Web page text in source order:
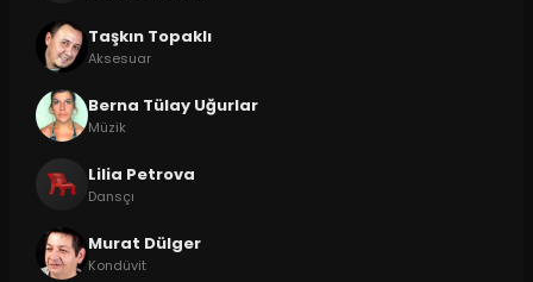
Taşkın Topaklı
Aksesuar
Berna Tülay Uğurlar
Müzik
Lilia Petrova
Dansçı
Murat Dülger
Kondüvit